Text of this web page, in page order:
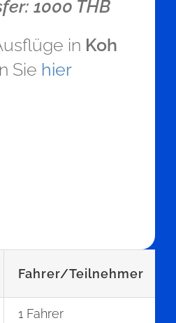
1000 THB
in Koh
Sie hier
Fahrer/Teilnehmer
1 Fahrer